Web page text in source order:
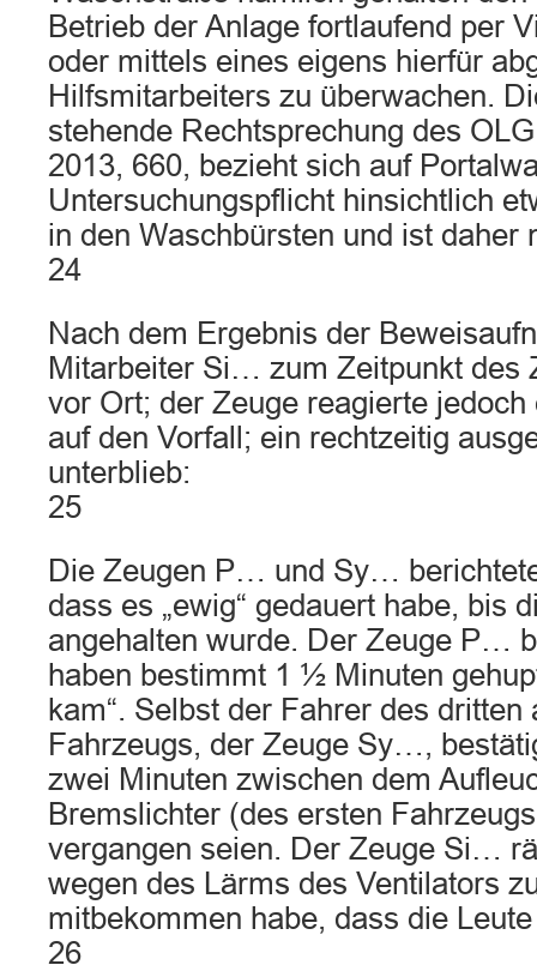
Betrieb der Anlage fortlaufend per
oder mittels eines eigens hierfür
Hilfsmitarbeiters zu überwachen.
stehende Rechtsprechung des
2013, 660, bezieht sich auf
Untersuchungspflicht hinsichtlich
in den Waschbürsten und ist daher
24
Nach dem Ergebnis der
Mitarbeiter Si… zum Zeitpunkt des
vor Ort; der Zeuge reagierte
auf den Vorfall; ein rechtzeitig
unterblieb:
25
Die Zeugen P… und Sy…
dass es „ewig“ gedauert habe, bis
angehalten wurde. Der Zeuge P…
haben bestimmt 1 ½ Minuten
kam“. Selbst der Fahrer des dritten
Fahrzeugs, der Zeuge Sy…,
zwei Minuten zwischen dem
Bremslichter (des ersten
vergangen seien. Der Zeuge Si…
wegen des Lärms des Ventilators
mitbekommen habe, dass die
26